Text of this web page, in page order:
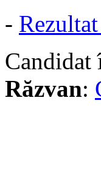
-
Candidat
Răzvan: